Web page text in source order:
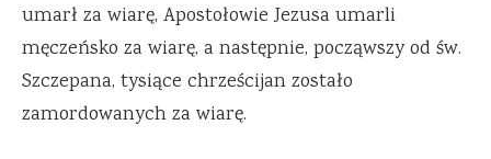
umarł za wiarę, Apostołowie Jezusa umarli
męczeńsko za wiarę, a następnie, począwszy od św.
Szczepana, tysiące chrześcijan zostało
zamordowanych za wiarę.